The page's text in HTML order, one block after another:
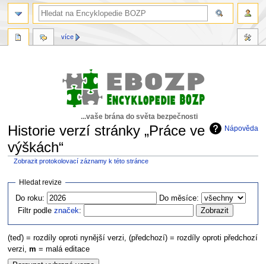
...vaše brána do světa bezpečnosti
Nápověda
Historie verzí stránky „Práce ve
výškách“
Zobrazit protokolovací záznamy k této stránce
Skočit
navigaci
Skočit
vyhledávání
Hledat revize
Do roku:
Do měsíce:
Filtr podleznaček:
(teď) = rozdíly oproti nynější verzi, (předchozí) = rozdíly oproti předchozí
verzi, m = malá editace
více